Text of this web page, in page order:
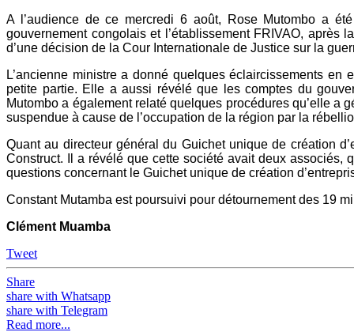
A l’audience de ce mercredi 6 août, Rose Mutombo a
gouvernement congolais et l’établissement FRIVAO,
d’une décision de la Cour Internationale de Justice sur la
L’ancienne ministre a donné quelques éclaircissements
petite partie. Elle a aussi révélé que les comptes du
Mutombo a également relaté quelques procédures qu’elle a
suspendue à cause de l’occupation de la région par la
Quant au directeur général du Guichet unique de création
Construct. Il a révélé que cette société avait deux associés,
questions concernant le Guichet unique de création
Constant Mutamba est poursuivi pour détournement des 19
Clément Muamba
Tweet
Share
share with Whatsapp
share with Telegram
Read more...